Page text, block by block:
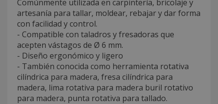
Comúnmente utilizada en carpintería, bricolaje y
artesanía para tallar, moldear, rebajar y dar forma
con facilidad y control.
- Compatible con taladros y fresadoras que
acepten vástagos de Ø 6 mm.
- Diseño ergonómico y ligero
- También conocida como herramienta rotativa
cilíndrica para madera, fresa cilíndrica para
madera, lima rotativa para madera buril rotativo
para madera, punta rotativa para tallado.